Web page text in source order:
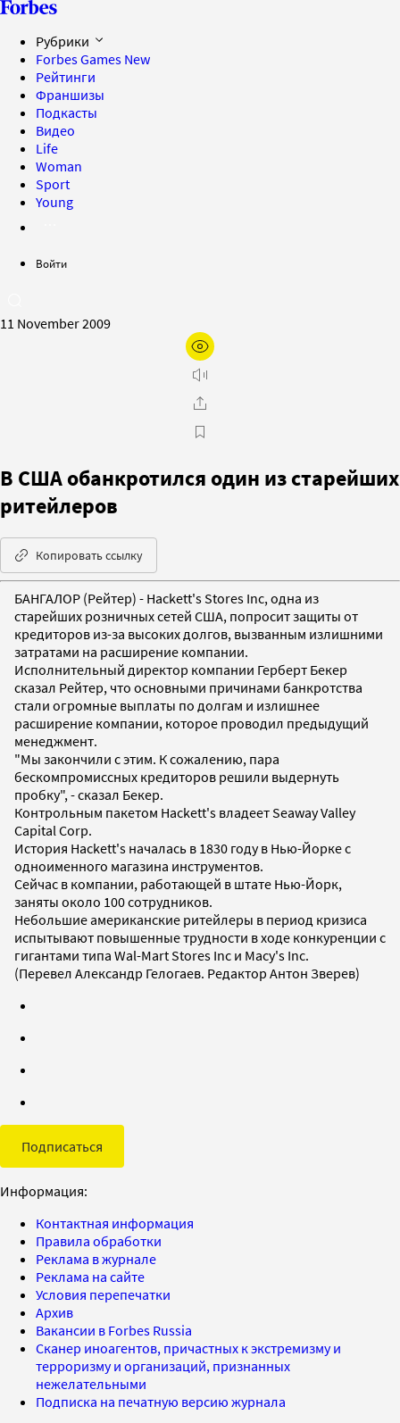
Рубрики
Forbes Games New
Рейтинги
Франшизы
Подкасты
Видео
Life
Woman
Sport
Young
Войти
11 November 2009
В США обанкротился один из старейших
ритейлеров
Копировать ссылку
БАНГАЛОР (Рейтер) - Hackett's Stores Inc, одна из
старейших розничных сетей США, попросит защиты от
кредиторов из-за высоких долгов, вызванным излишними
затратами на расширение компании.
Исполнительный директор компании Герберт Бекер
сказал Рейтер, что основными причинами банкротства
стали огромные выплаты по долгам и излишнее
расширение компании, которое проводил предыдущий
менеджмент.
"Мы закончили с этим. К сожалению, пара
бескомпромиссных кредиторов решили выдернуть
пробку", - сказал Бекер.
Контрольным пакетом Hackett's владеет Seaway Valley
Capital Corp.
История Hackett's началась в 1830 году в Нью-Йорке с
одноименного магазина инструментов.
Сейчас в компании, работающей в штате Нью-Йорк,
заняты около 100 сотрудников.
Небольшие американские ритейлеры в период кризиса
испытывают повышенные трудности в ходе конкуренции с
гигантами типа Wal-Mart Stores Inc и Macy's Inc.
(Перевел Александр Гелогаев. Редактор Антон Зверев)
Подписаться
Информация:
Контактная информация
Правила обработки
Реклама в журнале
Реклама на сайте
Условия перепечатки
Архив
Вакансии в Forbes Russia
Сканер иноагентов, причастных к экстремизму и
терроризму и организаций, признанных
нежелательными
Подписка на печатную версию журнала